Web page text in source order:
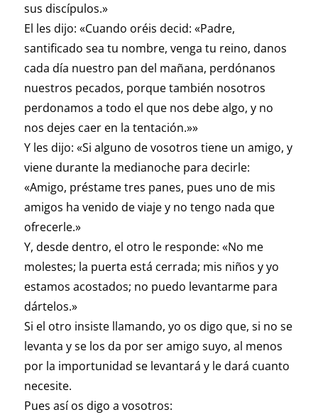
sus discípulos.»
El les dijo: «Cuando oréis decid: «Padre,
santificado sea tu nombre, venga tu reino, danos
cada día nuestro pan del mañana, perdónanos
nuestros pecados, porque también nosotros
perdonamos a todo el que nos debe algo, y no
nos dejes caer en la tentación.»»
Y les dijo: «Si alguno de vosotros tiene un amigo, y
viene durante la medianoche para decirle:
«Amigo, préstame tres panes, pues uno de mis
amigos ha venido de viaje y no tengo nada que
ofrecerle.»
Y, desde dentro, el otro le responde: «No me
molestes; la puerta está cerrada; mis niños y yo
estamos acostados; no puedo levantarme para
dártelos.»
Si el otro insiste llamando, yo os digo que, si no se
levanta y se los da por ser amigo suyo, al menos
por la importunidad se levantará y le dará cuanto
necesite.
Pues así os digo a vosotros: